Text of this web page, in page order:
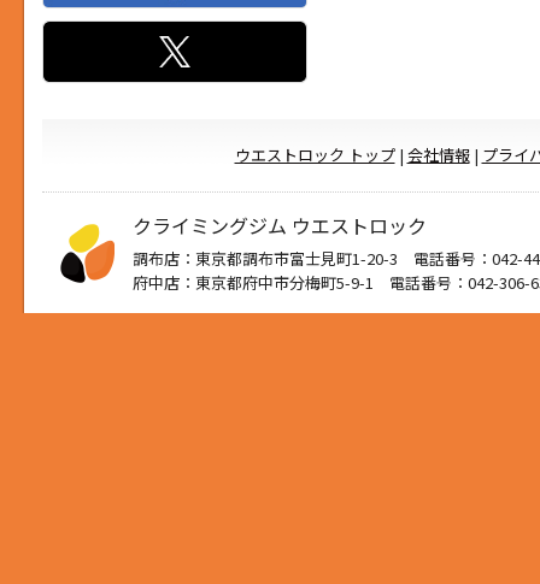
ウエストロック トップ| 会社情報| プライ
クライミングジム ウエストロック
調布店：東京都調布市富士見町1-20-3 電話番号：042-
府中店：東京都府中市分梅町5-9-1 電話番号：042-306-